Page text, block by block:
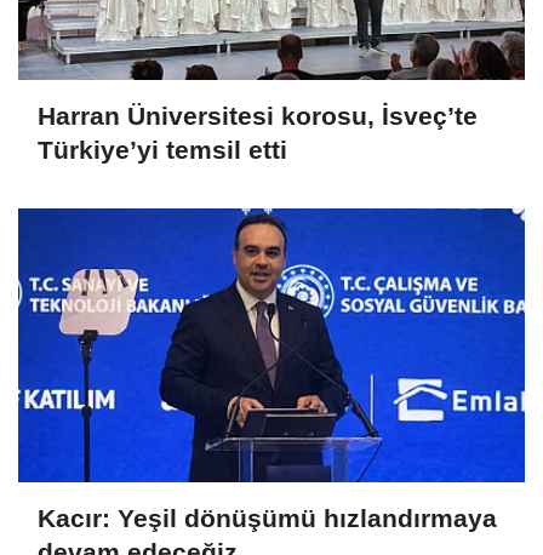
Harran Üniversitesi korosu, İsveç’te
Türkiye’yi temsil etti
Kacır: Yeşil dönüşümü hızlandırmaya